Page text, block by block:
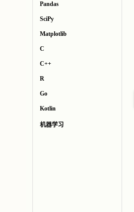
Pandas
SciPy
Matplotlib
C
C++
R
Go
Kotlin
机器学习